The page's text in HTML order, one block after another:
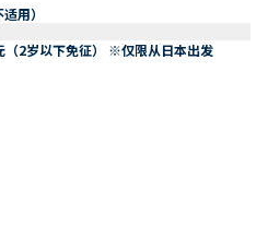
用）
（2岁以下免征） ※仅限从日本出发